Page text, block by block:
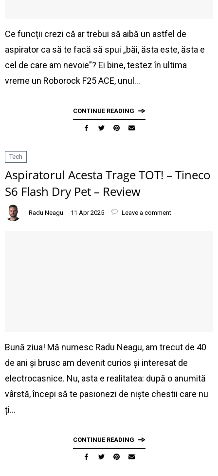
Ce funcții crezi că ar trebui să aibă un astfel de
aspirator ca să te facă să spui „băi, ăsta este, ăsta e
cel de care am nevoie”? Ei bine, testez în ultima
vreme un Roborock F25 ACE, unul…
CONTINUE READING
Tech
Aspiratorul Acesta Trage TOT! – Tineco
S6 Flash Dry Pet – Review
Radu Neagu 11 Apr 2025 Leave a comment
Bună ziua! Mă numesc Radu Neagu, am trecut de 40
de ani și brusc am devenit curios și interesat de
electrocasnice. Nu, asta e realitatea: după o anumită
vârstă, începi să te pasionezi de niște chestii care nu
ți…
CONTINUE READING